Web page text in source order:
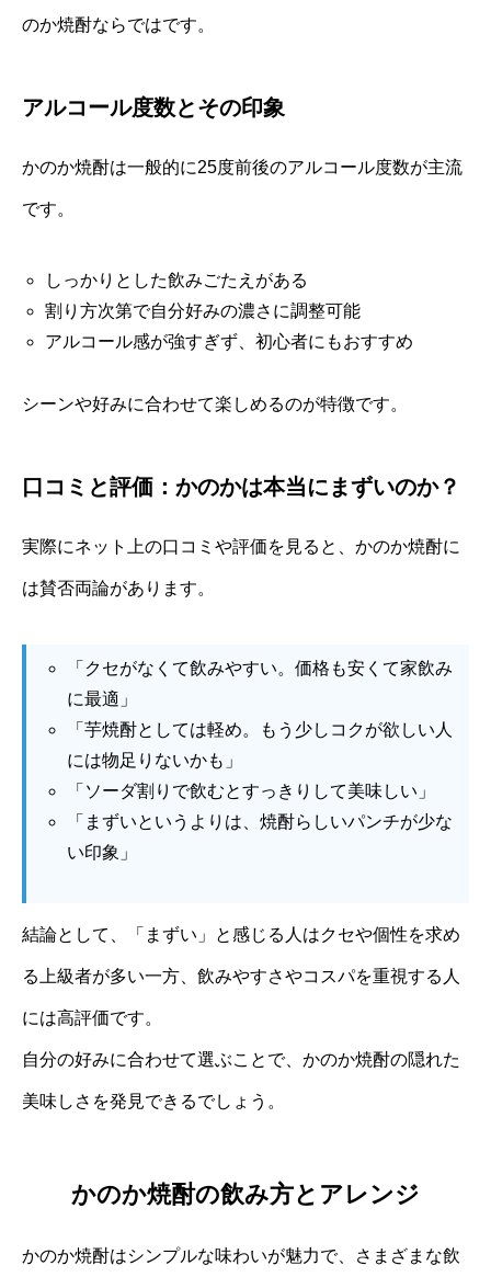
のか焼酎ならではです。
アルコール度数とその印象
かのか焼酎は一般的に25度前後のアルコール度数が主流
です。
しっかりとした飲みごたえがある
割り方次第で自分好みの濃さに調整可能
アルコール感が強すぎず、初心者にもおすすめ
シーンや好みに合わせて楽しめるのが特徴です。
口コミと評価：かのかは本当にまずいのか？
実際にネット上の口コミや評価を見ると、かのか焼酎に
は賛否両論があります。
「クセがなくて飲みやすい。価格も安くて家飲み
に最適」
「芋焼酎としては軽め。もう少しコクが欲しい人
には物足りないかも」
「ソーダ割りで飲むとすっきりして美味しい」
「まずいというよりは、焼酎らしいパンチが少な
い印象」
結論として、「まずい」と感じる人はクセや個性を求め
る上級者が多い一方、飲みやすさやコスパを重視する人
には高評価です。
自分の好みに合わせて選ぶことで、かのか焼酎の隠れた
美味しさを発見できるでしょう。
かのか焼酎の飲み方とアレンジ
かのか焼酎はシンプルな味わいが魅力で、さまざまな飲